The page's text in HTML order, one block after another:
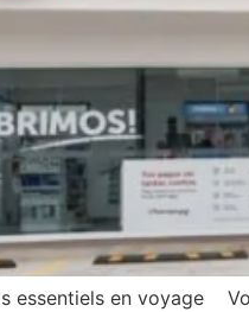
essentiels en voyage